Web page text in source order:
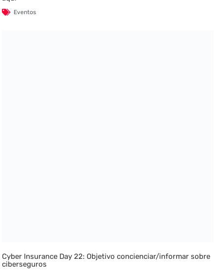
Eventos
Cyber Insurance Day 22: Objetivo concienciar/informar sobre
ciberseguros